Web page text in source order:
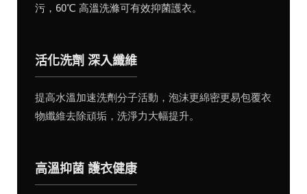
污，60℃ 高溫洗滌可有效抑菌護衣。
活化洗劑 深入纖維
提高水溫加速洗劑分子活動，泡沫更綿密更易包覆衣
物纖維去除頑垢，洗淨力大幅提升。
高溫抑菌 護衣健康